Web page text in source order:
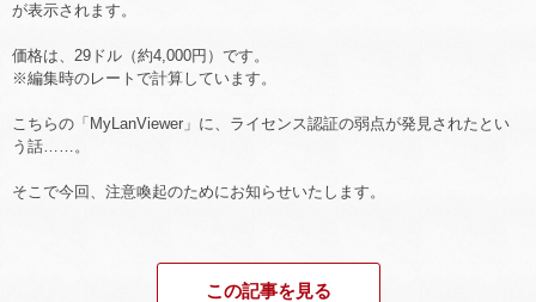
が表示されます。
価格は、29ドル（約4,000円）です。
※編集時のレートで計算しています。
こちらの「MyLanViewer」に、ライセンス認証の弱点が発見されたとい
う話……。
そこで今回、注意喚起のためにお知らせいたします。
この記事を見る